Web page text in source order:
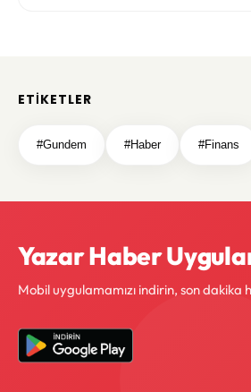
ETIKETLER
#Gundem #Haber #Finans
Yazar Haber
Mobil uygulamamızı indirin, son